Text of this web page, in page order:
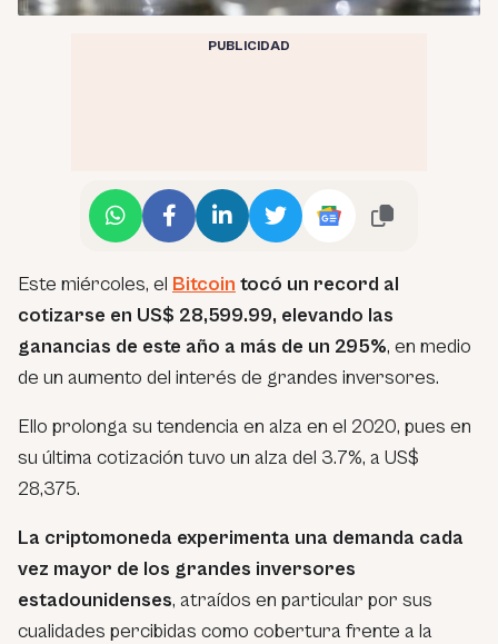
PUBLICIDAD
Este miércoles, el Bitcoin tocó un record al
cotizarse en US$ 28,599.99, elevando las
ganancias de este año a más de un 295%, en medio
de un aumento del interés de grandes inversores.
Ello prolonga su tendencia en alza en el 2020, pues en
su última cotización tuvo un alza del 3.7%, a US$
28,375.
La criptomoneda experimenta una demanda cada
vez mayor de los grandes inversores
estadounidenses, atraídos en particular por sus
cualidades percibidas como cobertura frente a la